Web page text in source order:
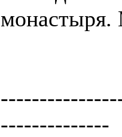
--------------